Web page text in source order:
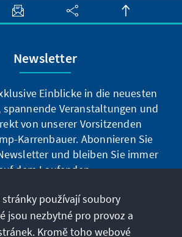
Newsletter
Einblicke in die neuesten
Veranstaltungen und
von unserer Vorsitzenden
Karrenbauer. Abonnieren Sie
und bleiben Sie immer
dem Laufenden.
Jetzt abonnieren
používají soubory
jsou nezbytné pro provoz a
Kromě toho webové